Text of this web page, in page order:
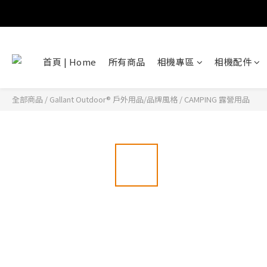
首頁 | Home 所有商品 相機專區 相機配件
全部商品 / Gallant Outdoor®️ 戶外用品/品牌風格 / CAMPING 露營用品